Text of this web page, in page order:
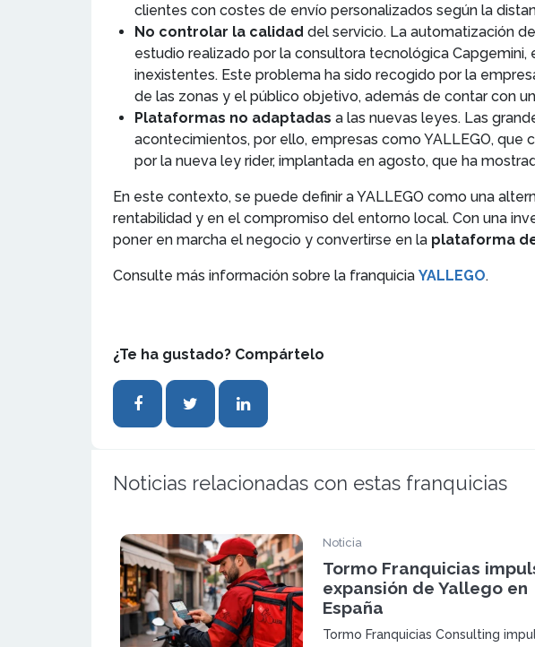
clientes con costes de envío personalizados según la
No controlar la calidad del servicio. La automatización
estudio realizado por la consultora tecnológica
inexistentes. Este problema ha sido recogido por la
de las zonas y el público objetivo, además de contar con
Plataformas no adaptadas a las nuevas leyes. Las
acontecimientos, por ello, empresas como YALLEGO,
por la nueva ley rider, implantada en agosto, que ha
En este contexto, se puede definir a YALLEGO como una
rentabilidad y en el compromiso del entorno local. Con una
poner en marcha el negocio y convertirse en la plataforma
Consulte más información sobre la franquicia YALLEGO.
¿Te ha gustado? Compártelo
Noticias relacionadas con estas franquicias
Noticia
Tormo Franquicias
expansión de Yallego en
España
Tormo Franquicias Consulting